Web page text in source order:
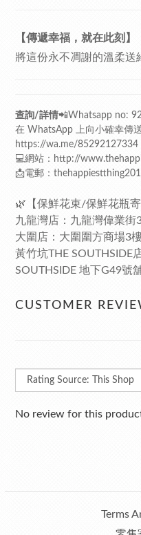
【傳遞幸福，就在此刻】
將這份永不凋謝的溫柔送
查詢/詳情📲Whatsapp no:
在 WhatsApp 上向小確幸傳送
https://wa.me/85292127334
💻網站： http://
📩電郵：
🌿【保鮮花束/保鮮花瓶
九龍灣店：九龍灣偉業
大圍店：大圍圍方商場3
黃竹坑THE SOUTHSIDE
SOUTHSIDE 地下G49號
CUSTOMER
No review for this
Terms